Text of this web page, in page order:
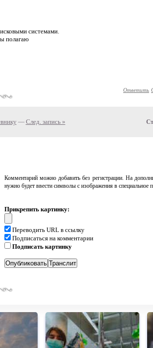
системами.
полагаю
Ответить
— След. запись »
Комментарий можно добавить без регистрации. На
нужно будет ввести символы с изображения в специальное
Прикрепить картинку:
Переводить URL в ссылку
Подписаться на комментарии
Подписать картинку